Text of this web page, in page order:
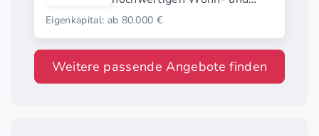
Gewerbeimmobilien
Eigenkapital: ab 80.000 €
Weitere passende Angebote finden